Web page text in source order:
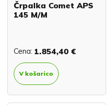
Črpalka Comet APS
145 M/M
Cena: 1.854,40 €
V košarico